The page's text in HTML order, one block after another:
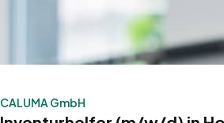
CALUMA GmbH